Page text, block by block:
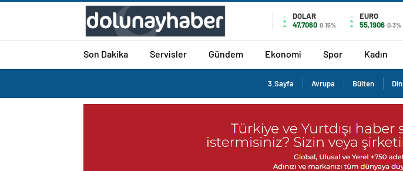
DOLAR
47,7060 0.15%
EURO
55,1906 0.3%
Son Dakika Servisler Gündem Ekonomi Spor Kadın
3.Sayfa Avrupa Bülten Din